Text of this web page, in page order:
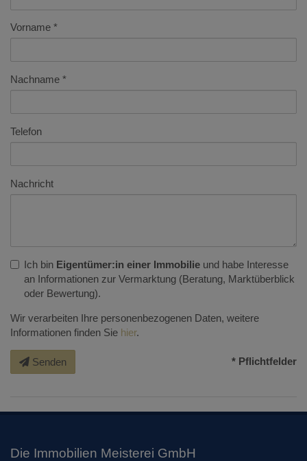
Vorname
Nachname
Telefon
Nachricht
Ich bin Eigentümer:in einer Immobilie und habe Interesse
an Informationen zur Vermarktung (Beratung, Marktüberblick
oder Bewertung).
Wir verarbeiten Ihre personenbezogenen Daten, weitere
Informationen finden Sie hier.
Senden * Pflichtfelder
Die Immobilien Meisterei GmbH